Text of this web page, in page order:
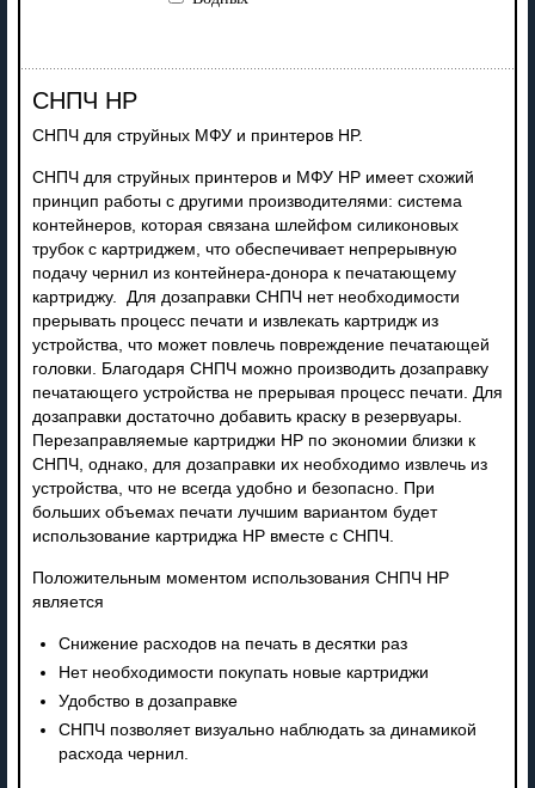
СНПЧ HP
СНПЧ для струйных МФУ и принтеров HP.
СНПЧ для струйных принтеров и МФУ HP имеет схожий
принцип работы с другими производителями: система
контейнеров, которая связана шлейфом силиконовых
трубок с картриджем, что обеспечивает непрерывную
подачу чернил из контейнера-донора к печатающему
картриджу. Для дозаправки СНПЧ нет необходимости
прерывать процесс печати и извлекать картридж из
устройства, что может повлечь повреждение печатающей
головки. Благодаря СНПЧ можно производить дозаправку
печатающего устройства не прерывая процесс печати. Для
дозаправки достаточно добавить краску в резервуары.
Перезаправляемые картриджи HP по экономии близки к
СНПЧ, однако, для дозаправки их необходимо извлечь из
устройства, что не всегда удобно и безопасно. При
больших объемах печати лучшим вариантом будет
использование картриджа HP вместе с СНПЧ.
Положительным моментом использования СНПЧ HP
является
Снижение расходов на печать в десятки раз
Нет необходимости покупать новые картриджи
Удобство в дозаправке
СНПЧ позволяет визуально наблюдать за динамикой
расхода чернил.